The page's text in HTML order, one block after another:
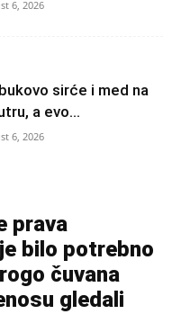
6, 2026
sirće i med na
a evo...
6, 2026
prava
bilo potrebno
čuvana
gledali